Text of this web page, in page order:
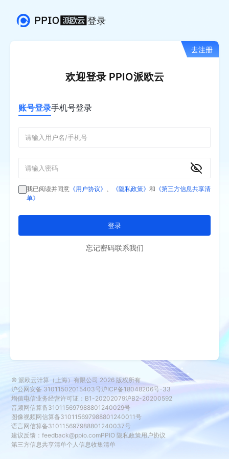
登录
去注册
欢迎登录 PPIO派欧云
账号登录手机号登录
我已阅读并同意 《用户协议》 、 《隐私政策》 和 《第三方信息共享清
单》
登录
忘记密码联系我们
© 派欧云计算（上海）有限公司 2026 版权所有
沪公网安备 31011502015403号沪ICP备18048206号-33
增值电信业务经营许可证：B1-20202079沪B2-20200592
音频网信算备310115697988801240029号
图像视频网信算备310115697988801240011号
语言网信算备310115697988801240037号
建议反馈：feedback@ppio.comPPIO 隐私政策用户协议
第三方信息共享清单个人信息收集清单